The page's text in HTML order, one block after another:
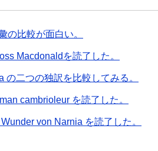
の比較が面白い。
Macdonaldを読了した。
の二つの独訳を比較してみる。
cambrioleur を読了した。
von Narnia を読了した。